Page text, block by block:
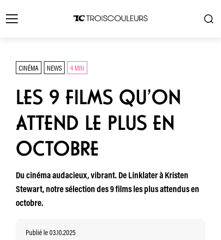
CINÉMA NEWS 4 MIN
LES 9 FILMS QU’ON
ATTEND LE PLUS EN
OCTOBRE
Du cinéma audacieux, vibrant. De Linklater à Kristen
Stewart, notre sélection des 9 films les plus attendus en
octobre.
Publié le 03.10.2025